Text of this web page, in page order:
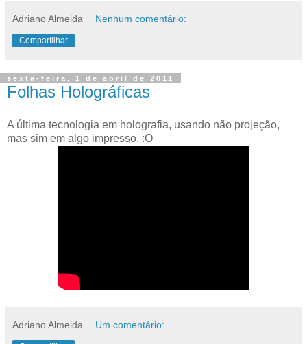
Adriano Almeida Nenhum comentário:
Compartilhar
sexta-feira, 1 de abril de 2011
Folhas Holográficas
A última tecnologia em holografia, usando não projeção,
mas sim em algo impresso. :O
Adriano Almeida Um comentário: